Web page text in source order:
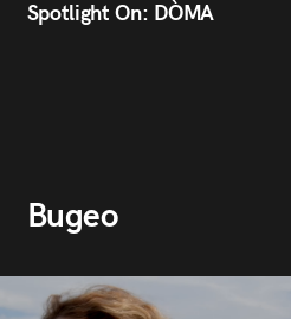
Spotlight On: DÒMA
Видео